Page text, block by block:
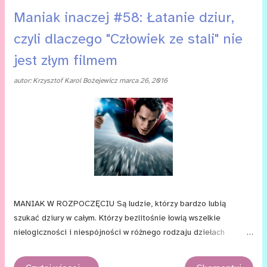
drużyny superbohaterów zwanej Ligą Sprawiedliwości. Nic
dziwnego, że jeszcze przed premierą obraz wywołał mnóstwo
kontrowersji. Kontrowersje nie milkną i po premierze. W chwili,
gdy piszę te słowa, serwis Rotten Tomatoes pokazuje, że tylko
28% recenzentów uznaje dzieło Zacka Snydera i spółki
za udane. Wśród największych wad filmu wymienia się mnogość
wątków, zbyt duży mrok i dłużącą się ekspozycję. A ...
Maniak inaczej #58: Łatanie dziur,
czyli dlaczego "Człowiek ze stali" nie
jest złym filmem
autor:Krzysztof Karol Bożejewicz marca 26, 2016
MANIAK W ROZPOCZĘCIU Są ludzie, którzy bardzo lubią
szukać dziury w całym. Którzy bezlitośnie łowią wszelkie
nielogiczności i niespójności w różnego rodzaju dziełach
Gorzej, jeśli robią to po to, by pokazać swoją wyższość